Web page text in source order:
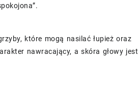
które mogą nasilać łupież oraz
nawracający, a skóra głowy jest